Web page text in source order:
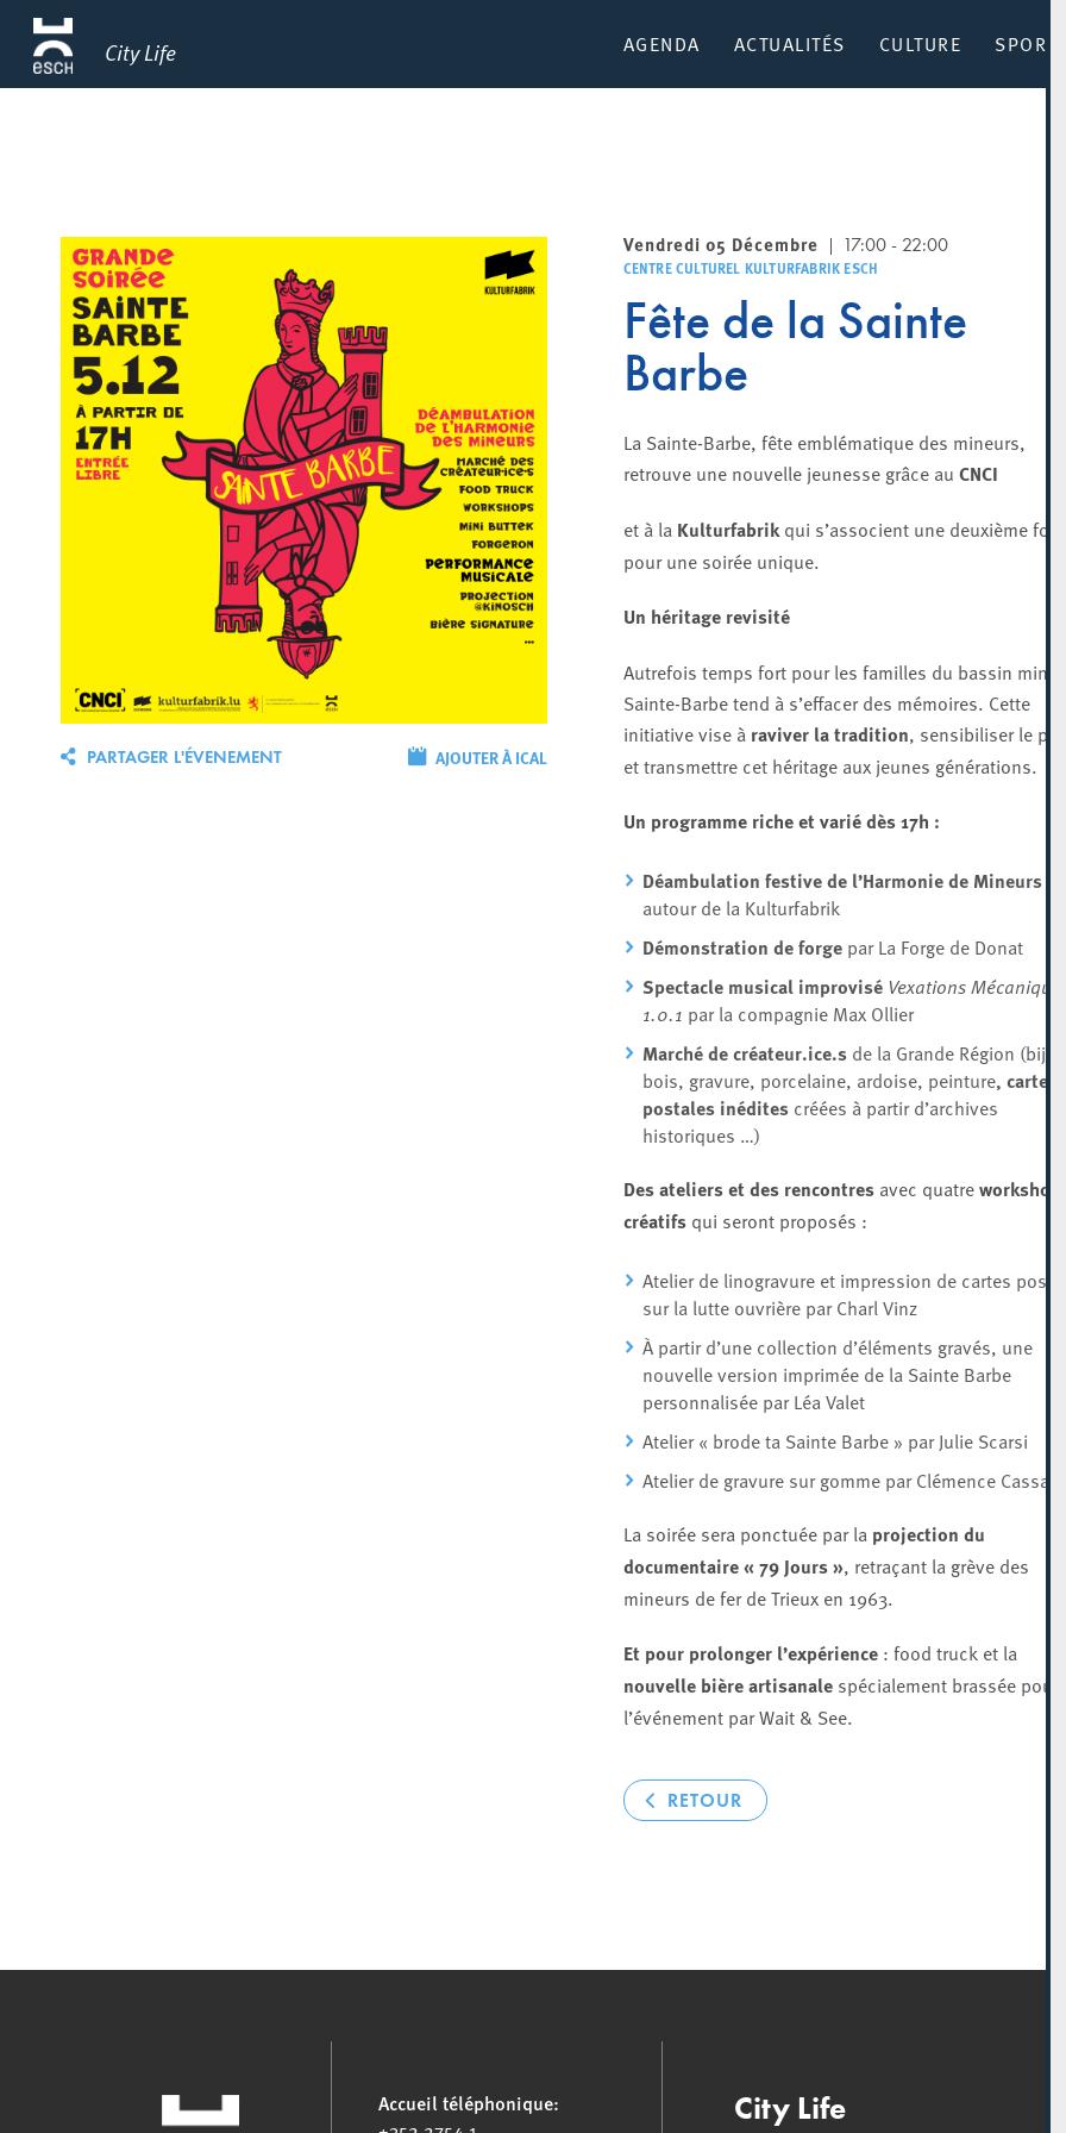
City Life AGENDA ACTUALITÉS CULTURE SPORT
AJOUTER À ICAL
PARTAGER L'ÉVENEMENT
Vendredi 05 Décembre 17:00 - 22:00
CENTRE CULTUREL KULTURFABRIK ESCH
Fête de la Sainte
Barbe
La Sainte-Barbe, fête emblématique des mineurs,
retrouve une nouvelle jeunesse grâce au CNCI
et à la Kulturfabrikqui s’associent une deuxième fois
pour une soirée unique.
Un héritage revisité
Autrefois temps fort pour les familles du bassin minier,
Sainte-Barbe tend à s’effacer des mémoires. Cette
initiative vise à raviver la tradition, sensibiliser le
et transmettre cet héritage aux jeunes générations.
Un programme riche et variédès 17h :
Déambulation festive de l’Harmonie de Mineurs
autour de la Kulturfabrik
Démonstration de forgepar La Forge de Donat
Spectacle musical improvisé Vexations Mécaniques
1.0.1 par la compagnie Max Ollier
Marché de créateur.ice.sde la Grande Région
bois, gravure, porcelaine, ardoise, peinture, cartes
postales inéditescréées à partir d’archives
historiques …)
Des ateliers et des rencontresavec quatreworkshops
créatifs qui seront proposés :
Atelier de linogravure et impression de cartes
sur la lutte ouvrière par Charl Vinz
À partir d’une collection d’éléments gravés, une
nouvelle version imprimée de la Sainte Barbe
personnalisée par Léa Valet
Atelier « brode ta Sainte Barbe » par Julie Scarsi
Atelier de gravure sur gomme par Clémence Cassard
La soirée sera ponctuée par la projection du
documentaire « 79 Jours », retraçant la grève des
mineurs de fer de Trieux en 1963.
Et pour prolonger l’expérience: food truck et la
nouvelle bière artisanalespécialement brassée pour
l’événement par Wait & See.
RETOUR
Accueil téléphonique: City Life